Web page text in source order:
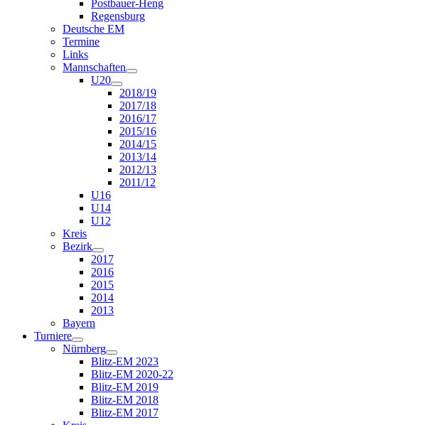
Postbauer-Heng
Regensburg
Deutsche EM
Termine
Links
Mannschaften
U20
2018/19
2017/18
2016/17
2015/16
2014/15
2013/14
2012/13
2011/12
U16
U14
U12
Kreis
Bezirk
2017
2016
2015
2014
2013
Bayern
Turniere
Nürnberg
Blitz-EM 2023
Blitz-EM 2020-22
Blitz-EM 2019
Blitz-EM 2018
Blitz-EM 2017